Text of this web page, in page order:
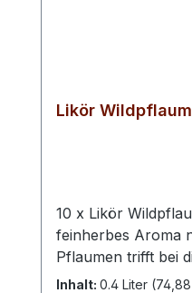
Likör
10 x Likör
feinherbes Aroma
Pflaumen trifft bei
ausgewogene
Inhalt: 0.4 Liter